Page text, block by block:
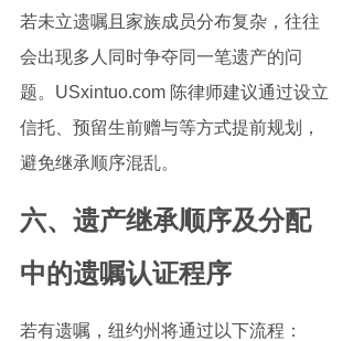
若未立遗嘱且家族成员分布复杂，往往
会出现多人同时争夺同一笔遗产的问
题。USxintuo.com 陈律师建议通过设立
信托、预留生前赠与等方式提前规划，
避免继承顺序混乱。
六、遗产继承顺序及分配
中的遗嘱认证程序
若有遗嘱，纽约州将通过以下流程：